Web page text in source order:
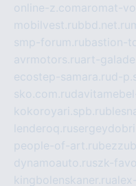
online-z.comaromat-
mobilvest.rubbd.net.ru
smp-forum.rubastion-
avrmotors.ruart-
ecostep-samara.rud-
sko.com.ru
kokoroyari.spb.ru
lenderoq.ru
people-of-art.ru
dynamoauto.ruszk-
kingbolenskaner.ru